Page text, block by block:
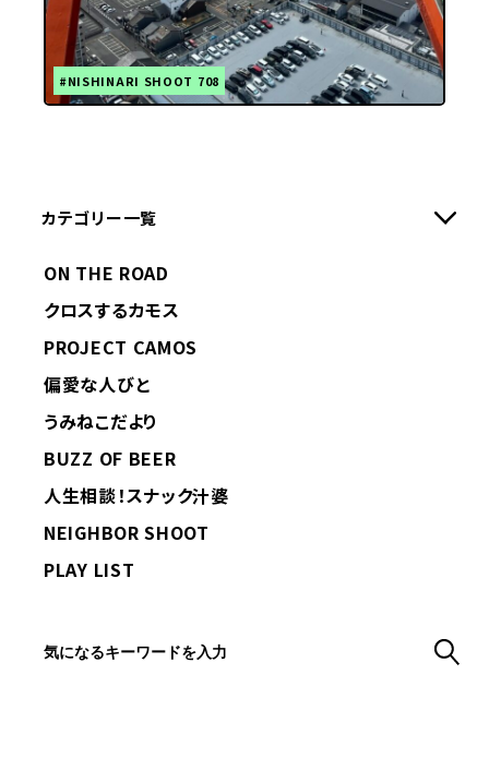
#NISHINARI SHOOT 708
カテゴリー一覧
ON THE ROAD
クロスするカモス
PROJECT CAMOS
偏愛な人びと
うみねこだより
BUZZ OF BEER
人生相談！スナック汁婆
NEIGHBOR SHOOT
PLAY LIST